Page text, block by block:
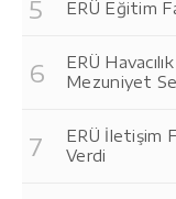
ERÜ Eğitim
ERÜ
Mezuniyet
ERÜ İletişim
Verdi